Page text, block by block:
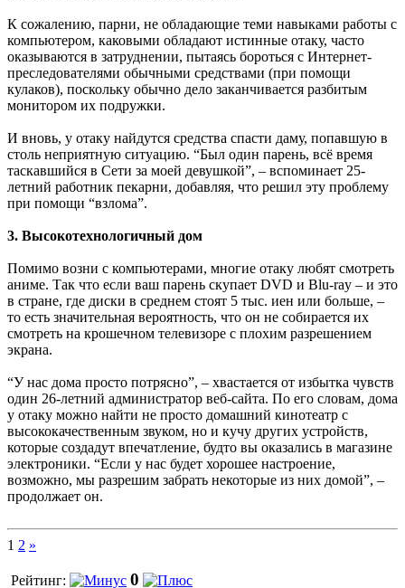
К сожалению, парни, не обладающие теми навыками работы с
компьютером, каковыми обладают истинные отаку, часто
оказываются в затруднении, пытаясь бороться с Интернет-
преследователями обычными средствами (при помощи
кулаков), поскольку обычно дело заканчивается разбитым
монитором их подружки.
И вновь, у отаку найдутся средства спасти даму, попавшую в
столь неприятную ситуацию. “Был один парень, всё время
таскавшийся в Сети за моей девушкой”, – вспоминает 25-
летний работник пекарни, добавляя, что решил эту проблему
при помощи “взлома”.
3. Высокотехнологичный дом
Помимо возни с компьютерами, многие отаку любят смотреть
аниме. Так что если ваш парень скупает DVD и Blu-ray – и это
в стране, где диски в среднем стоят 5 тыс. иен или больше, –
то есть значительная вероятность, что он не собирается их
смотреть на крошечном телевизоре с плохим разрешением
экрана.
“У нас дома просто потрясно”, – хвастается от избытка чувств
один 26-летний администратор веб-сайта. По его словам, дома
у отаку можно найти не просто домашний кинотеатр с
высококачественным звуком, но и кучу других устройств,
которые создадут впечатление, будто вы оказались в магазине
электроники. “Если у нас будет хорошее настроение,
возможно, мы разрешим забрать некоторые из них домой”, –
продолжает он.
1 2 »
Рейтинг: 0